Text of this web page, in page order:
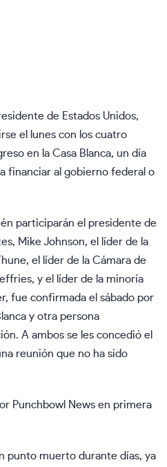
de Estados Unidos,
el lunes con los cuatro
en la Casa Blanca, un día
financiar al gobierno federal o
participarán el presidente de
Mike Johnson, el líder de la
el líder de la Cámara de
y el líder de la minoría
fue confirmada el sábado por
y otra persona
A ambos se les concedió el
reunión que no ha sido
Punchbowl News en primera
punto muerto durante días, ya